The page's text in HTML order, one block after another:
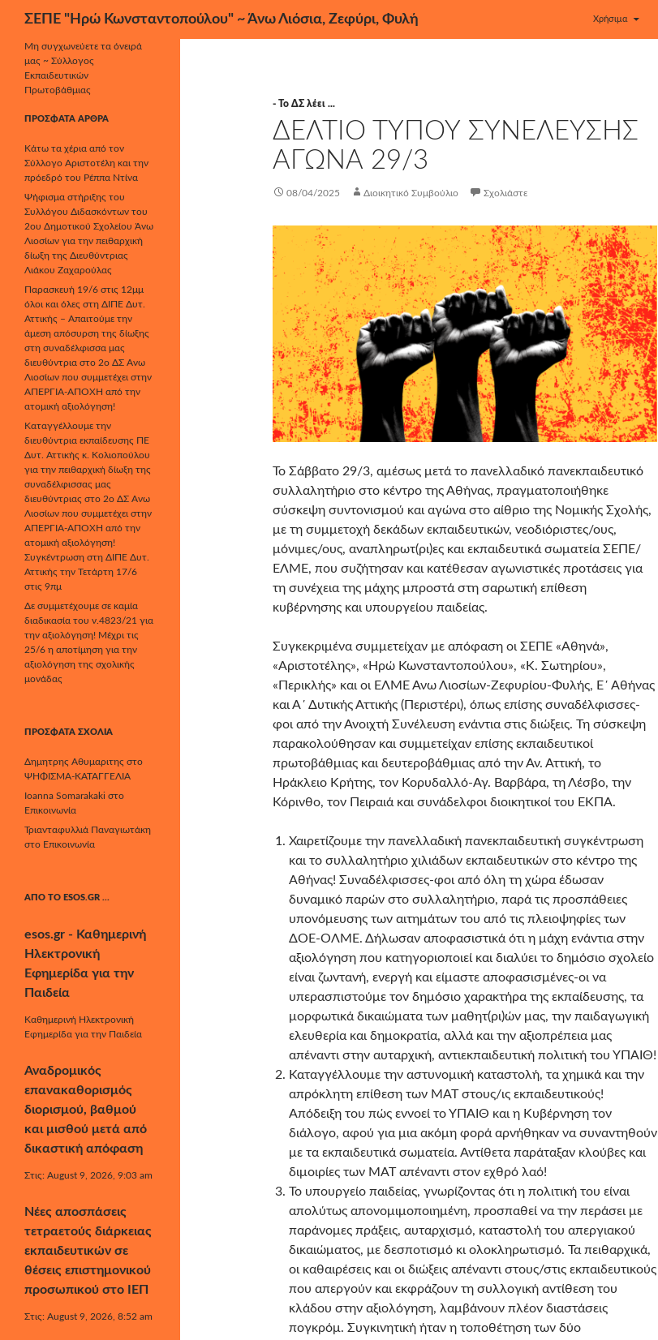
Μετάβαση
περιεχόμενο
ΣΕΠΕ "Ηρώ Κωνσταντοπούλου" ~ Άνω Λιόσια, Ζεφύρι, Φυλή Χρήσιμα
- Το ΔΣ λέει ...
ΔΕΛΤΙΟ ΤΥΠΟΥ ΣΥΝΕΛΕΥΣΗΣ
ΑΓΩΝΑ 29/3
08/04/2025 Διοικητικό Συμβούλιο Σχολιάστε
Το Σάββατο 29/3, αμέσως μετά το πανελλαδικό πανεκπαιδευτικό
συλλαλητήριο στο κέντρο της Αθήνας, πραγματοποιήθηκε
σύσκεψη συντονισμού και αγώνα στο αίθριο της Νομικής Σχολής,
με τη συμμετοχή δεκάδων εκπαιδευτικών, νεοδιόριστες/ους,
μόνιμες/ους, αναπληρωτ(ρι)ες και εκπαιδευτικά σωματεία ΣΕΠΕ/
ΕΛΜΕ, που συζήτησαν και κατέθεσαν αγωνιστικές προτάσεις για
τη συνέχεια της μάχης μπροστά στη σαρωτική επίθεση
κυβέρνησης και υπουργείου παιδείας.
Συγκεκριμένα συμμετείχαν με απόφαση οι ΣΕΠΕ «Αθηνά»,
«Αριστοτέλης», «Ηρώ Κωνσταντοπούλου», «Κ. Σωτηρίου»,
«Περικλής» και οι ΕΛΜΕ Άνω Λιοσίων-Ζεφυρίου-Φυλής, Ε΄ Αθήνας
και Α΄ Δυτικής Αττικής (Περιστέρι), όπως επίσης συναδέλφισσες-
φοι από την Ανοιχτή Συνέλευση ενάντια στις διώξεις. Τη σύσκεψη
παρακολούθησαν και συμμετείχαν επίσης εκπαιδευτικοί
πρωτοβάθμιας και δευτεροβάθμιας από την Αν. Αττική, το
Ηράκλειο Κρήτης, τον Κορυδαλλό-Αγ. Βαρβάρα, τη Λέσβο, την
Κόρινθο, τον Πειραιά και συνάδελφοι διοικητικοί του ΕΚΠΑ.
Χαιρετίζουμε την πανελλαδική πανεκπαιδευτική συγκέντρωση
και το συλλαλητήριο χιλιάδων εκπαιδευτικών στο κέντρο της
Αθήνας! Συναδέλφισσες-φοι από όλη τη χώρα έδωσαν
δυναμικό παρών στο συλλαλητήριο, παρά τις προσπάθειες
υπονόμευσης των αιτημάτων του από τις πλειοψηφίες των
ΔΟΕ-ΟΛΜΕ. Δήλωσαν αποφασιστικά ότι η μάχη ενάντια στην
αξιολόγηση που κατηγοριοποιεί και διαλύει το δημόσιο σχολείο
είναι ζωντανή, ενεργή και είμαστε αποφασισμένες-οι να
υπερασπιστούμε τον δημόσιο χαρακτήρα της εκπαίδευσης, τα
μορφωτικά δικαιώματα των μαθητ(ρι)ών μας, την παιδαγωγική
ελευθερία και δημοκρατία, αλλά και την αξιοπρέπεια μας
απέναντι στην αυταρχική, αντιεκπαιδευτική πολιτική του ΥΠΑΙΘ!
Καταγγέλλουμε την αστυνομική καταστολή, τα χημικά και την
απρόκλητη επίθεση των ΜΑΤ στους/ις εκπαιδευτικούς!
Απόδειξη του πώς εννοεί το ΥΠΑΙΘ και η Κυβέρνηση τον
διάλογο, αφού για μια ακόμη φορά αρνήθηκαν να συναντηθούν
με τα εκπαιδευτικά σωματεία. Αντίθετα παράταξαν κλούβες και
διμοιρίες των ΜΑΤ απέναντι στον εχθρό λαό!
Το υπουργείο παιδείας, γνωρίζοντας ότι η πολιτική του είναι
απολύτως απονομιμοποιημένη, προσπαθεί να την περάσει με
παράνομες πράξεις, αυταρχισμό, καταστολή του απεργιακού
δικαιώματος, με δεσποτισμό κι ολοκληρωτισμό. Τα πειθαρχικά,
οι καθαιρέσεις και οι διώξεις απέναντι στους/στις εκπαιδευτικούς
που απεργούν και εκφράζουν τη συλλογική αντίθεση του
κλάδου στην αξιολόγηση, λαμβάνουν πλέον διαστάσεις
πογκρόμ. Συγκινητική ήταν η τοποθέτηση των δύο
Μη συγχωνεύετε τα όνειρά
μας ~ Σύλλογος
Εκπαιδευτικών
Πρωτοβάθμιας
ΠΡΌΣΦΑΤΑ ΆΡΘΡΑ
Κάτω τα χέρια από τον
Σύλλογο Αριστοτέλη και την
πρόεδρό του Ρέππα Ντίνα
Ψήφισμα στήριξης του
Συλλόγου Διδασκόντων του
2ου Δημοτικού Σχολείου Άνω
Λιοσίων για την πειθαρχική
δίωξη της Διευθύντριας
Λιάκου Ζαχαρούλας
Παρασκευή 19/6 στις 12μμ
όλοι και όλες στη ΔΙΠΕ Δυτ.
Αττικής – Απαιτούμε την
άμεση απόσυρση της δίωξης
στη συναδέλφισσα μας
διευθύντρια στο 2ο ΔΣ Άνω
Λιοσίων που συμμετέχει στην
ΑΠΕΡΓΙΑ-ΑΠΟΧΗ από την
ατομική αξιολόγηση!
Καταγγέλλουμε την
διευθύντρια εκπαίδευσης ΠΕ
Δυτ. Αττικής κ. Κολιοπούλου
για την πειθαρχική δίωξη της
συναδέλφισσας μας
διευθύντριας στο 2ο ΔΣ Άνω
Λιοσίων που συμμετέχει στην
ΑΠΕΡΓΙΑ-ΑΠΟΧΗ από την
ατομική αξιολόγηση!
Συγκέντρωση στη ΔΙΠΕ Δυτ.
Αττικής την Τετάρτη 17/6
στις 9πμ
Δε συμμετέχουμε σε καμία
διαδικασία του ν.4823/21 για
την αξιολόγηση! Μέχρι τις
25/6 η αποτίμηση για την
αξιολόγηση της σχολικής
μονάδας
ΠΡΌΣΦΑΤΑ ΣΧΌΛΙΑ
Δημητρης Αθυμαριτης στο
ΨΗΦΙΣΜΑ-ΚΑΤΑΓΓΕΛΙΑ
Ioanna Somarakaki στο
Επικοινωνία
Τριανταφυλλιά Παναγιωτάκη
στο Επικοινωνία
ΑΠΌ ΤΟ ESOS.GR …
esos.gr - Καθημερινή
Ηλεκτρονική
Εφημερίδα για την
Παιδεία
Καθημερινή Ηλεκτρονική
Εφημερίδα για την Παιδεία
Αναδρομικός
επανακαθορισμός
διορισμού, βαθμού
και μισθού μετά από
δικαστική απόφαση
Στις: August 9, 2026, 9:03 am
Νέες αποσπάσεις
τετραετούς διάρκειας
εκπαιδευτικών σε
θέσεις επιστημονικού
προσωπικού στο ΙΕΠ
Στις: August 9, 2026, 8:52 am